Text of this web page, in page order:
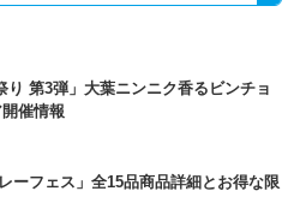
り 第3弾」大葉ニンニク香るビンチョ
催情報
ーフェス」全15品商品詳細とお得な限